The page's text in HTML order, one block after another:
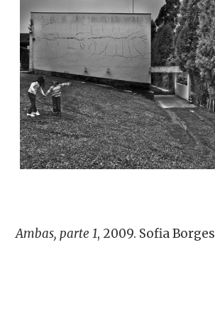
Ambas, parte 1, 2009. Sofia Borges